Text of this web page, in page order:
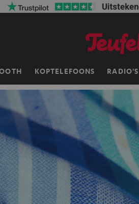
KOPTELEFOONS RADIO'S